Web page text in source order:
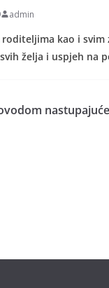
admin
roditeljima kao i svim
želja i uspjeh na